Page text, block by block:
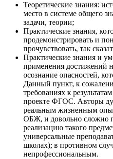
Теоретические знания:
место в системе общего
задачи, теории;
Практические знания,
продемонстрировать и
прочувствовать, так
Практические знания и
применения достижений
осознание опасностей,
Данный пункт, к
требованиях к
проекте ФГОС. Авторы
реальным жизненным
ОБЖ, и довольно сложно
реализацию такого
универсальные
школах); в противном
непрофессиональным.